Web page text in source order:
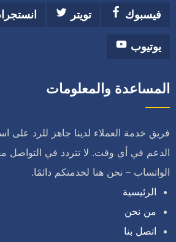
فيسبوك
تويتر
يوتيوب
المساعدة والمعلومات
فريق خدمة العملاء لدينا جاهز للرد على
الدعم في أي وقت. لا تتردد في التواصل
الواتساب – نحن هنا لخدمتكم دائمًا.
الرئيسية
من نحن
اتصل بنا